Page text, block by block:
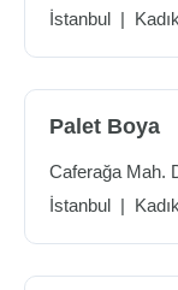
İstanbul |
Palet Boya
Caferağa Mah.
İstanbul |